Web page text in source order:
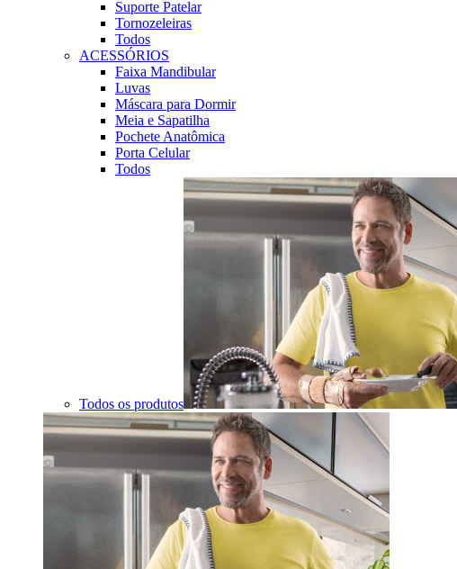
Suporte Patelar
Tornozeleiras
Todos
ACESSÓRIOS
Faixa Mandibular
Luvas
Máscara para Dormir
Meia e Sapatilha
Pochete Anatômica
Porta Celular
Todos
Todos os produtos